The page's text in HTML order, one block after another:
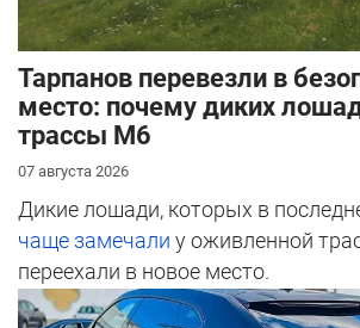
Тарпанов перевезли в
место: почему диких
трассы М6
07 августа 2026
Дикие лошади, которых в
чаще замечали у оживленной
переехали в новое место.